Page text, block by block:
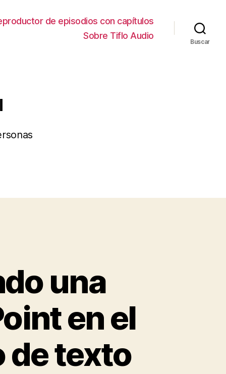
de episodios con capítulos
Sobre Tiflo Audio
Buscar
una
en el
de texto